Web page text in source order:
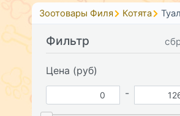
Зоотовары Филя Котята
Фильтр
Цена (руб)
-